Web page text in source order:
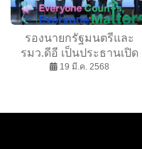
รองนายกรัฐมนตรีและ
รมว.ดีอี เป็นประธานเปิด
โครงการสำมะโนประชากร
ความหมาย ร่วมสร้าง
19 มี.ค. 2568